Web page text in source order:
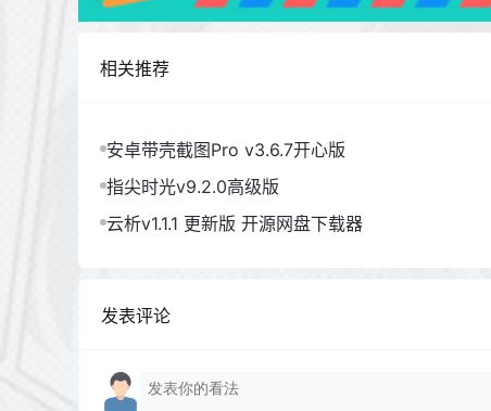
相关推荐
安卓带壳截图Pro v3.6.7开心版
指尖时光v9.2.0高级版
云析v1.1.1 更新版 开源网盘下载器
发表评论